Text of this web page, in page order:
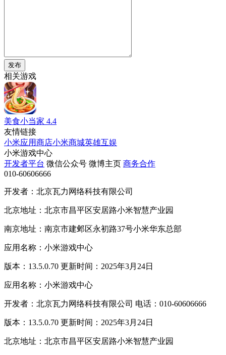
发布
相关游戏
美食小当家 4.4
友情链接
小米应用商店小米商城英雄互娱
小米游戏中心
开发者平台 微信公众号 微博主页 商务合作
010-60606666
开发者：北京瓦力网络科技有限公司
北京地址：北京市昌平区安居路小米智慧产业园
南京地址：南京市建邺区永初路37号小米华东总部
应用名称：小米游戏中心
版本：13.5.0.70 更新时间：2025年3月24日
应用名称：小米游戏中心
开发者：北京瓦力网络科技有限公司 电话：010-60606666
版本：13.5.0.70 更新时间：2025年3月24日
北京地址：北京市昌平区安居路小米智慧产业园